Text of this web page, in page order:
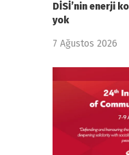
DİSİ’nin enerji
yok
7 Ağustos 2026